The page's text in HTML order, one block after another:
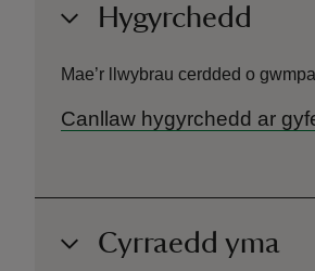
Hygyrchedd
Mae’r llwybrau cerdded o
Canllaw hygyrchedd ar
Cyrraedd yma